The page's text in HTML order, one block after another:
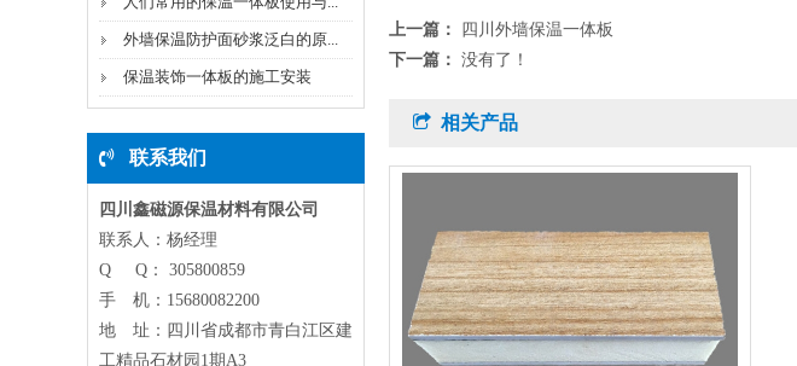
外墙保温防护面砂浆泛白的原...
保温装饰一体板的施工安装
联系我们
四川鑫磁源保温材料有限公司
联系人：杨经理
Q Q： 305800859
手 机：15680082200
地 址：四川省成都市青白江区建
工精品石材园1期A3
上一篇：
四川外墙保温一体板
下一篇： 没有了！
相关产品